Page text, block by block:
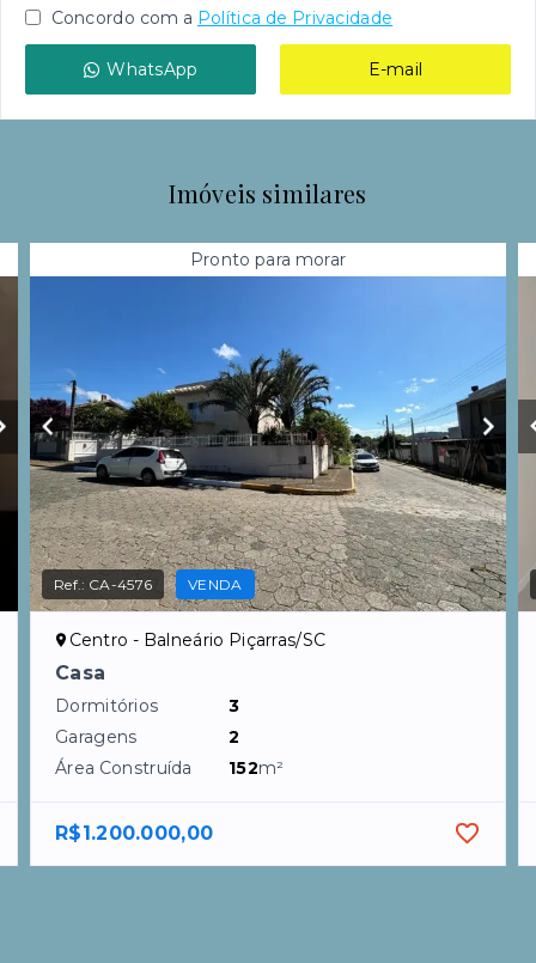
Concordo com a Política de Privacidade
WhatsApp E-mail
Imóveis similares
Pronto para morar
Ref.: CA-4576 VENDA
Centro - Balneário Piçarras/SC
Casa
Dormitórios
3
Garagens
2
Área Construída
152m²
R$1.200.000,00